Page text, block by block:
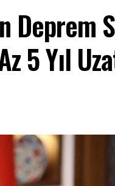
Deprem
5 Yıl